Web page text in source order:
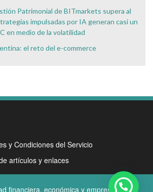
Patrimonial de BITmarkets supera al
impulsadas por IA generan casi un
en medio de la volatilidad
el reto del e-commerce
y Condiciones del Servicio
artículos y enlaces
financiera, económica y empresarial